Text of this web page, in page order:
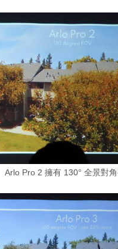
Arlo Pro 2 擁有 130° 全景對角